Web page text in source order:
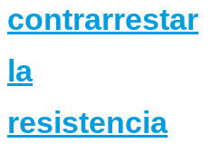
contrarrestar
la
resistencia